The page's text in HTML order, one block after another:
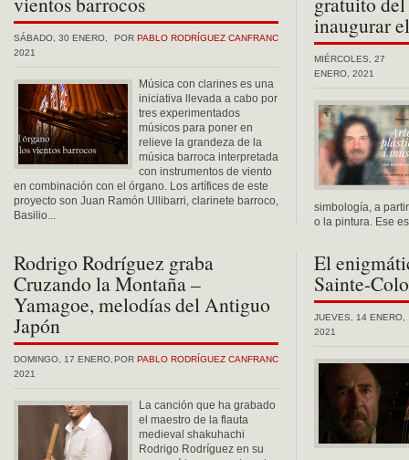
POR PABLO RODRÍGUEZ CANFRANC
SÁBADO, 30 ENERO,
2021
Música con clarines es una
iniciativa llevada a cabo por
tres experimentados
músicos para poner en
relieve la grandeza de la
música barroca interpretada
con instrumentos de viento
en combinación con el órgano. Los artífices de este
proyecto son Juan Ramón Ullibarri, clarinete barroco,
Basilio...
inaugurar
MIÉRCOLES, 27
ENERO, 2021
simbología, a
o la pintura. Ese
Rodrigo Rodríguez graba
Cruzando la Montaña –
Yamagoe, melodías del Antiguo
Japón
POR PABLO RODRÍGUEZ CANFRANC
DOMINGO, 17 ENERO,
2021
La canción que ha grabado
el maestro de la flauta
medieval shakuhachi
Rodrigo Rodríguez en su
El
Sainte-
JUEVES, 14 ENERO,
2021